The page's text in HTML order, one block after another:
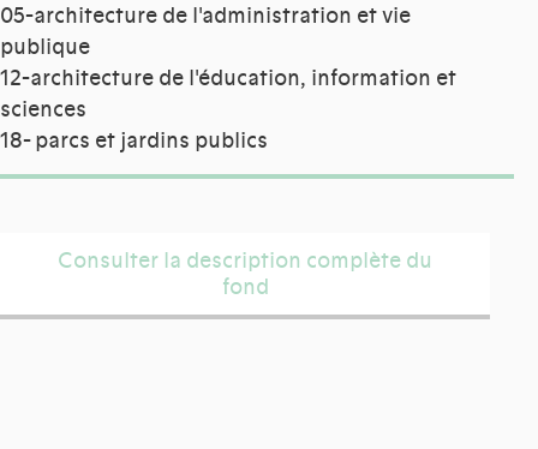
05-architecture de l'administration et vie
publique
12-architecture de l'éducation, information et
sciences
18- parcs et jardins publics
Consulter la description complète du
fond